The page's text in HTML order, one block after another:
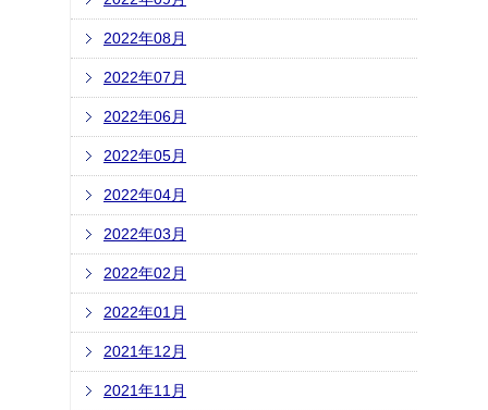
2022年08月
2022年07月
2022年06月
2022年05月
2022年04月
2022年03月
2022年02月
2022年01月
2021年12月
2021年11月